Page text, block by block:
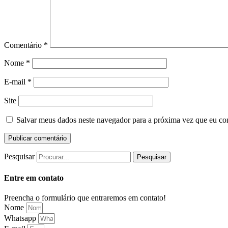
Comentário *
Nome *
E-mail *
Site
Salvar meus dados neste navegador para a próxima vez que eu
Pesquisar Pesquisar
Entre em contato
Preencha o formulário que entraremos em contato!
Nome
Whatsapp